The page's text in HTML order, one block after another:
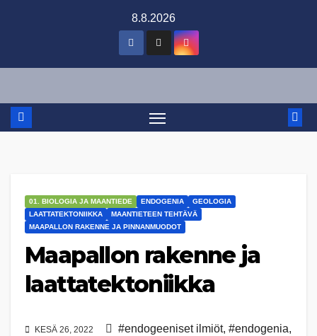
8.8.2026
01. BIOLOGIA JA MAANTIEDE ENDOGENIA
GEOLOGIA
LAATTATEKTONIIKKA
MAANTIETEEN TEHTÄVÄ
MAAPALLON RAKENNE JA PINNANMUODOT
Maapallon rakenne ja
laattatektoniikka
KESÄ 26, 2022 #endogeeniset ilmiöt, #endogenia,